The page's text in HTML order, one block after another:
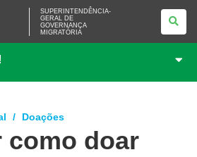
SUPERINTENDÊNCIA-
GERAL DE
GOVERNANÇA
MIGRATÓRIA
Doações
como doar